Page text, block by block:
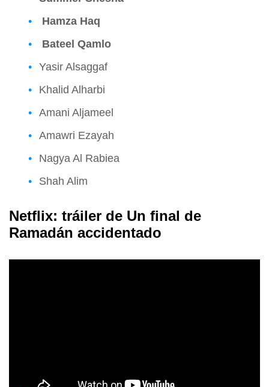
Hamza Haq
Bateel Qamlo
Yasir Alsaggaf
Khalid Alharbi
Amani Aljameel
Amawri Ezayah
Nagya Al Rabiea
Shah Alim
Netflix: tráiler de Un final de
Ramadán accidentado